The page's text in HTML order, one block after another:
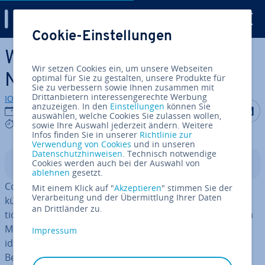
Zum Haupt­in­halt springen
Was ist ein Con­vo­lu­tio­nal
Neural Network (CNN)?
IONOS Redaktion
25.07.2024
8 mins
Auf Auf
In­halts­ver­zeich­nis
Con­vo­lu­tio­nal Neural Networks (ConvNets, CNN) sind
künst­li­che neuronale Netze, deren Schichten (Con­vo­lu­
tio­nal Layer) auf Ein­ga­be­da­ten an­ge­wen­det werden, um
Merkmale zu ex­tra­hie­ren und schließ­lich ein Objekt zu
iden­ti­fi­zie­ren. Das macht ConvNets zu einem wichtigen
Be­stand­teil von Deep Learning.
Cookie-Einstellungen
Wir setzen Cookies ein, um unsere Webseiten
optimal für Sie zu gestalten, unsere Produkte für
Sie zu verbessern sowie Ihnen zusammen mit
Drittanbietern interessengerechte Werbung
anzuzeigen. In den Einstellungen können Sie
auswählen, welche Cookies Sie zulassen wollen,
sowie Ihre Auswahl jederzeit ändern. Weitere
Infos finden Sie in unserer Richtlinie zur
Verwendung von Cookies und in unseren
Datenschutzhinweisen. Technisch notwendige
Cookies werden auch bei der Auswahl von
ablehnen gesetzt.
Mit einem Klick auf "Akzeptieren" stimmen Sie der
Verarbeitung und der Übermittlung Ihrer Daten
an Drittländer zu.
Impressum